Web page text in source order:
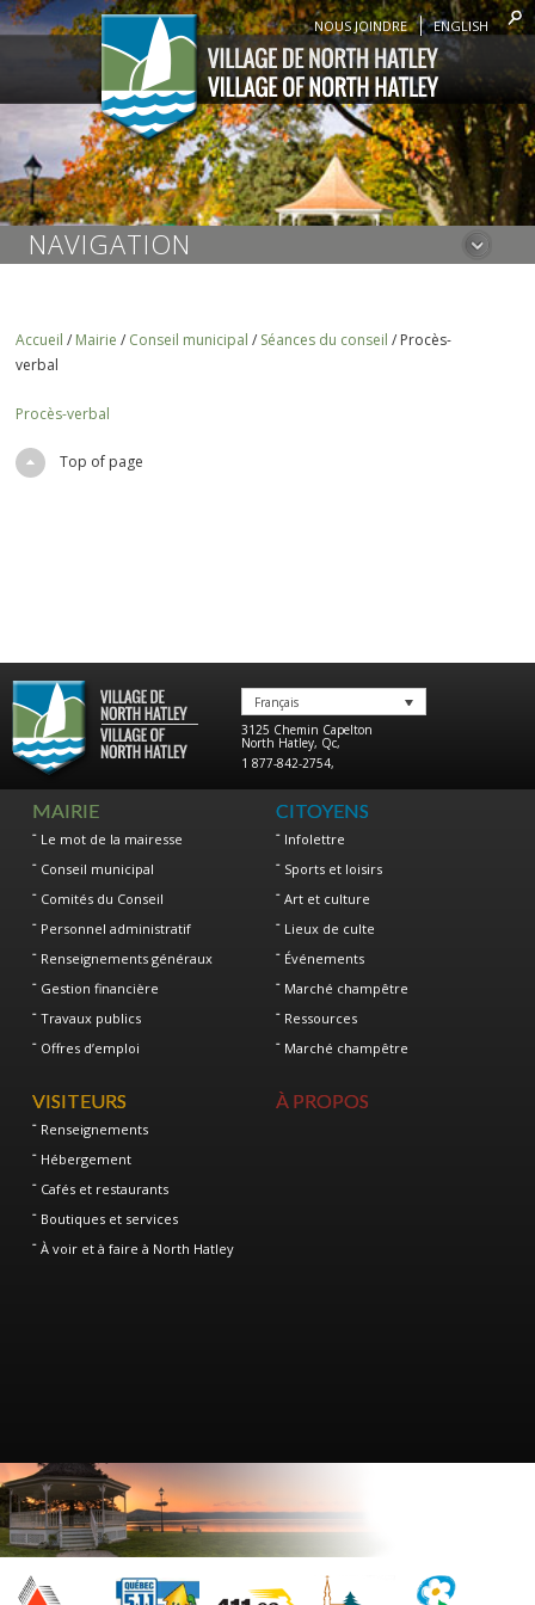
NOUS JOINDRE ENGLISH
NAVIGATION
Accueil / Mairie / Conseil municipal / Séances du conseil / Procès-
verbal
Procès-verbal
Top of page
Français
3125 Chemin Capelton
North Hatley, Qc,
1 877-842-2754,
MAIRIE
Le mot de la mairesse
Conseil municipal
Comités du Conseil
Personnel administratif
Renseignements généraux
Gestion financière
Travaux publics
Offres d’emploi
CITOYENS
Infolettre
Sports et loisirs
Art et culture
Lieux de culte
Événements
Marché champêtre
Ressources
Marché champêtre
VISITEURS
Renseignements
Hébergement
Cafés et restaurants
Boutiques et services
À voir et à faire à North Hatley
À PROPOS